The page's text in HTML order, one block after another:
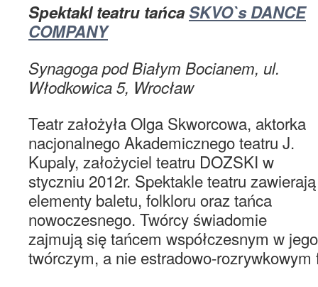
Spektakl teatru tańca SKVO`s DANCE
COMPANY
Synagoga pod Białym Bocianem, ul.
Włodkowica 5, Wrocław
Teatr założyła Olga Skworcowa, aktorka
nacjonalnego Akademicznego teatru J.
Kupaly, założyciel teatru DOZSKI w
styczniu 2012r. Spektakle teatru zawierają
elementy baletu, folkloru oraz tańca
nowoczesnego. Twórcy świadomie
zajmują się tańcem współczesnym w
twórczym, a nie estradowo-